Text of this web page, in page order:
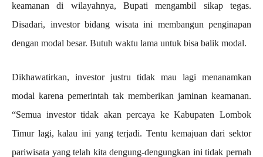
keamanan di wilayahnya, Bupati mengambil sikap tegas.
Disadari, investor bidang wisata ini membangun penginapan
dengan modal besar. Butuh waktu lama untuk bisa balik modal.
Dikhawatirkan, investor justru tidak mau lagi menanamkan
modal karena pemerintah tak memberikan jaminan keamanan.
“Semua investor tidak akan percaya ke Kabupaten Lombok
Timur lagi, kalau ini yang terjadi. Tentu kemajuan dari sektor
pariwisata yang telah kita dengung-dengungkan ini tidak pernah